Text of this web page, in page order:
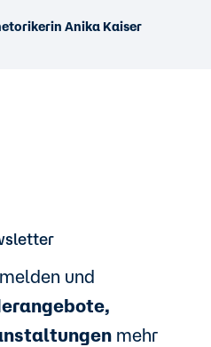
Anika Kaiser
und
mehr